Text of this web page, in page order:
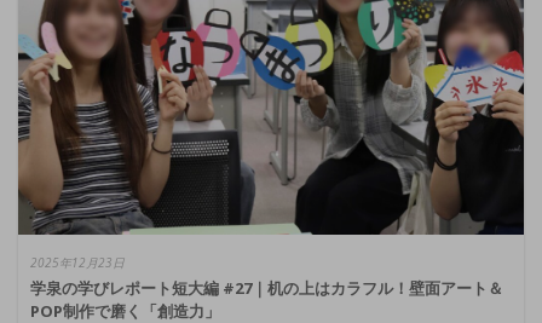
2025年12月23日
学泉の学びレポート短大編 #27｜机の上はカラフル！壁面アート＆
POP制作で磨く「創造力」